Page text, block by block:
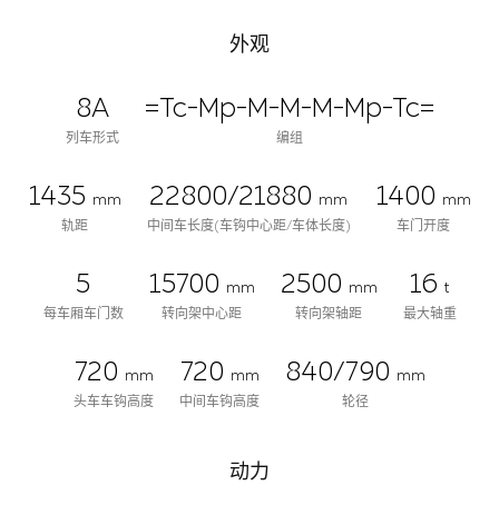
外观
8A
列车形式
=Tc-Mp-M-M-M-Mp-Tc=
编组
1435 mm
轨距
22800/21880 mm
中间车长度(车钩中心距/车体长度)
1400 mm
车门开度
5
每车厢车门数
15700 mm
转向架中心距
2500 mm
转向架轴距
16 t
最大轴重
720 mm
头车车钩高度
720 mm
中间车钩高度
840/790 mm
轮径
动力